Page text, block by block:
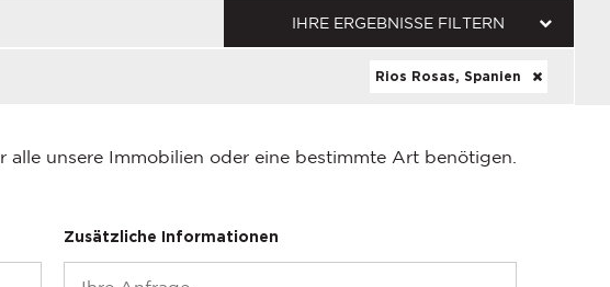
IHRE ERGEBNISSE FILTERN
Rios Rosas, Spanien
unsere Immobilien oder eine bestimmte Art benötigen.
Zusätzliche Informationen